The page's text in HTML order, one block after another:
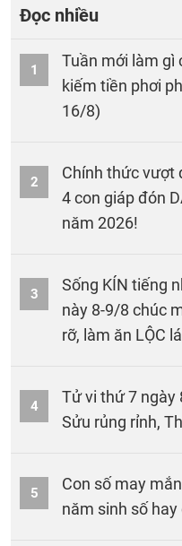
Đọc nhiều
1
Tuần mới làm gì
kiếm tiền phơi
16/8)
2
Chính thức vượt
4 con giáp đón
năm 2026!
3
Sống KÍN tiếng
này 8-9/8 chúc
rỡ, làm ăn LỘC
4
Tử vi thứ 7 ngày
Sửu rủng rỉnh,
5
Con số may
năm sinh số